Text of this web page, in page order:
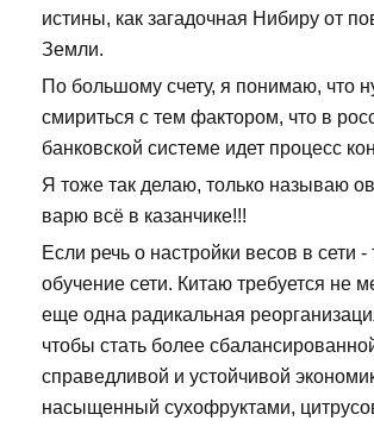
истины, как загадочная Нибиру от
Земли.
По большому счету, я понимаю, что
смириться с тем фактором, что в
банковской системе идет процесс
Я тоже так делаю, только называю
варю всё в казанчике!!!
Если речь о настройки весов в сети -
обучение сети. Китаю требуется не
еще одна радикальная
чтобы стать более
справедливой и устойчивой
насыщенный сухофруктами,